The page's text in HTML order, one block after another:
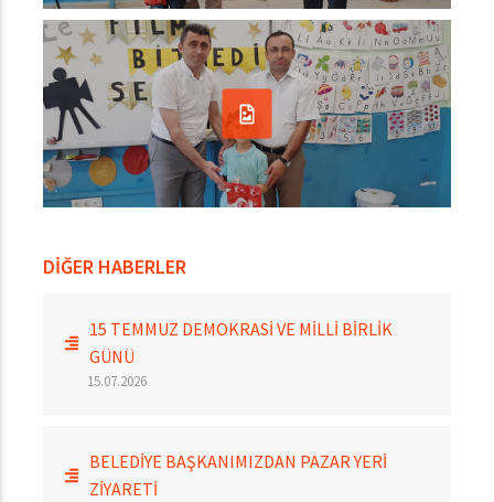
DİĞER HABERLER
15 TEMMUZ DEMOKRASİ VE MİLLİ BİRLİK
GÜNÜ
15.07.2026
BELEDİYE BAŞKANIMIZDAN PAZAR YERİ
ZİYARETİ